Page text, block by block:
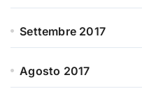
Settembre 2017
Agosto 2017